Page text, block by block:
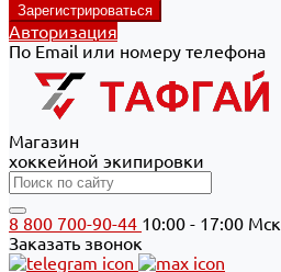
Авторизация
По Email или номеру телефона
Магазин
хоккейной экипировки
8 800 700-90-44 10:00 - 17:00 Мск
Заказать звонок